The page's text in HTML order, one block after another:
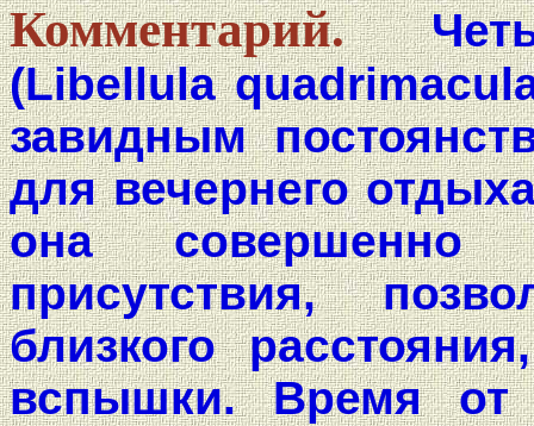
Комментарий.
(Libellula
завидным
для вечернего
она совершенно
присутствия,
близкого
вспышки. Время